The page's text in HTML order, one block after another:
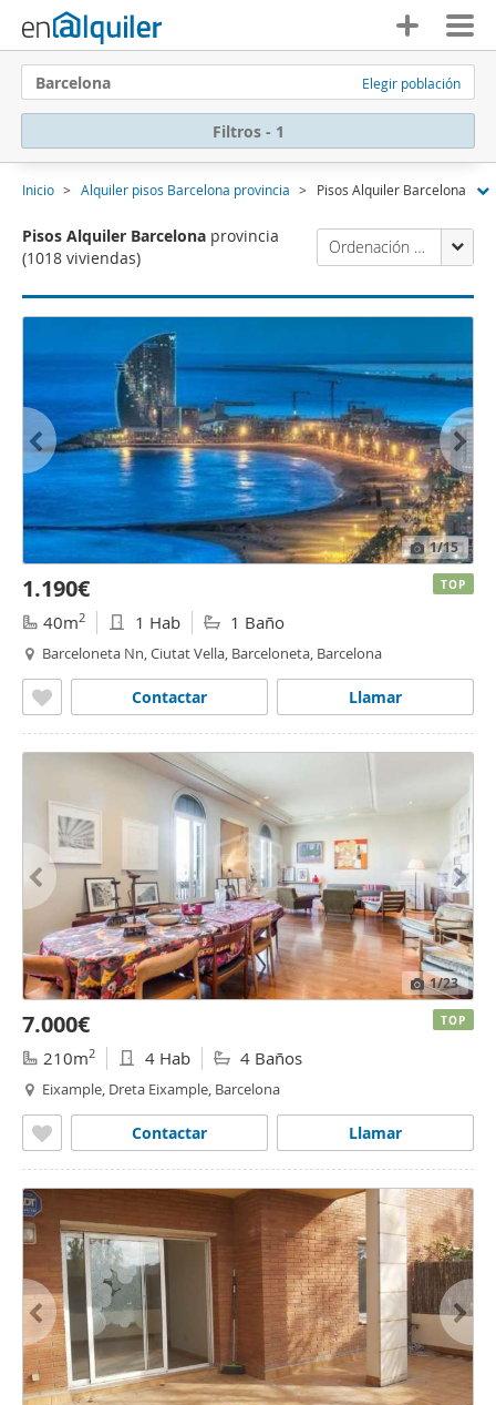
Barcelona Elegir población
Filtros - 1
Inicio Alquiler pisos Barcelona provincia Pisos Alquiler Barcelona
Pisos Alquiler Barcelona provincia
(1018 viviendas)
Ordenación Enalquiler
1/15
1.190€
40m2 1 Hab 1 Baño
Barceloneta Nn, Ciutat Vella, Barceloneta, Barcelona
Llamar
Contactar
TOP
1/23
7.000€
210m2 4 Hab 4 Baños
Eixample, Dreta Eixample, Barcelona
Llamar
Contactar
TOP